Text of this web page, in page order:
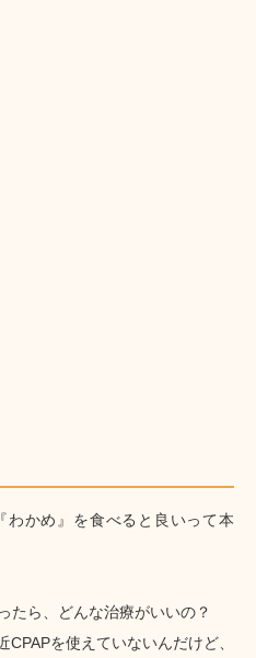
かめ』を食べると良いって本
たら、どんな治療がいいの？
CPAPを使えていないんだけど、